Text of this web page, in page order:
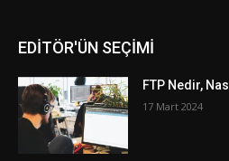
EDİTÖR'ÜN SEÇİMİ
FTP Nedir,
17 Mart 2024